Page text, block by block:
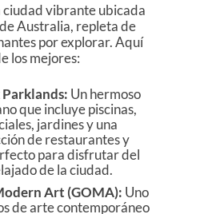
ciudad vibrante ubicada
Australia, repleta de
por explorar. Aquí
los mejores:
Un hermoso
que incluye piscinas,
jardines y una
de restaurantes y
para disfrutar del
de la ciudad.
Art (GOMA): Uno
de arte contemporáneo